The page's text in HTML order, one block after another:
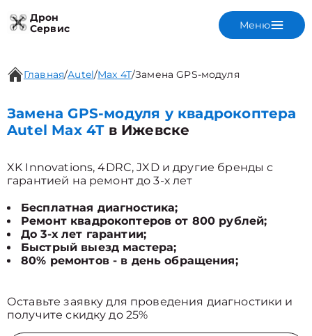
Дрон
Сервис
Меню
Главная/Autel/Max 4T/Замена GPS-модуля
Замена GPS-модуля у квадрокоптера
Autel Max 4Tв Ижевске
XK Innovations, 4DRC, JXD и другие бренды с
гарантией на ремонт до 3-х лет
Бесплатная диагностика;
Ремонт квадрокоптеров от 800 рублей;
До 3-х лет гарантии;
Быстрый выезд мастера;
80% ремонтов - в день обращения;
Оставьте заявку для проведения диагностики и
получите скидку до 25%